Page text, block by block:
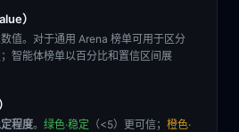
）
值。对于通用 Arena 榜单可用于区分
智能体榜单以百分比和置信区间展
程度。 绿色·稳定 （<5）更可信； 橙色·